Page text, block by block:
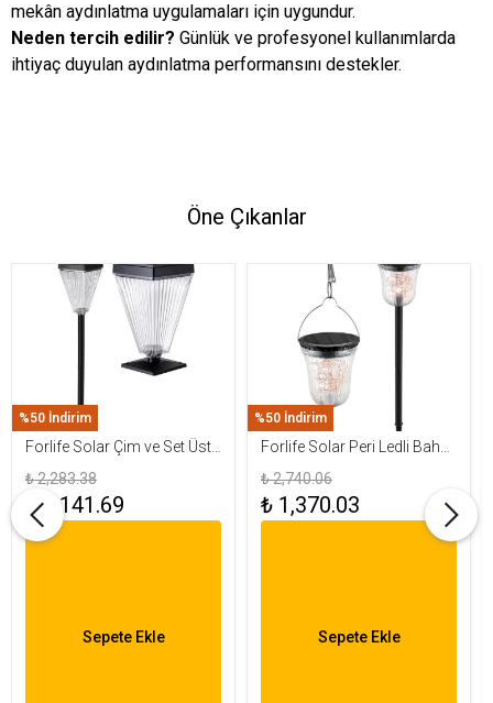
mekân aydınlatma uygulamaları için uygundur.
Neden tercih edilir? Günlük ve profesyonel kullanımlarda
ihtiyaç duyulan aydınlatma performansını destekler.
Öne Çıkanlar
%50 İndirim
Forlife Solar Çim ve Set Üstü
Armatür 15W FL-3283
₺ 2,283.38
₺ 1,141.69
Sepete Ekle
%50 İndirim
Forlife Solar Peri Ledli Bahçe
Aydınlatma Armatürü FL-
3284
₺ 2,740.06
₺ 1,370.03
Sepete Ekle